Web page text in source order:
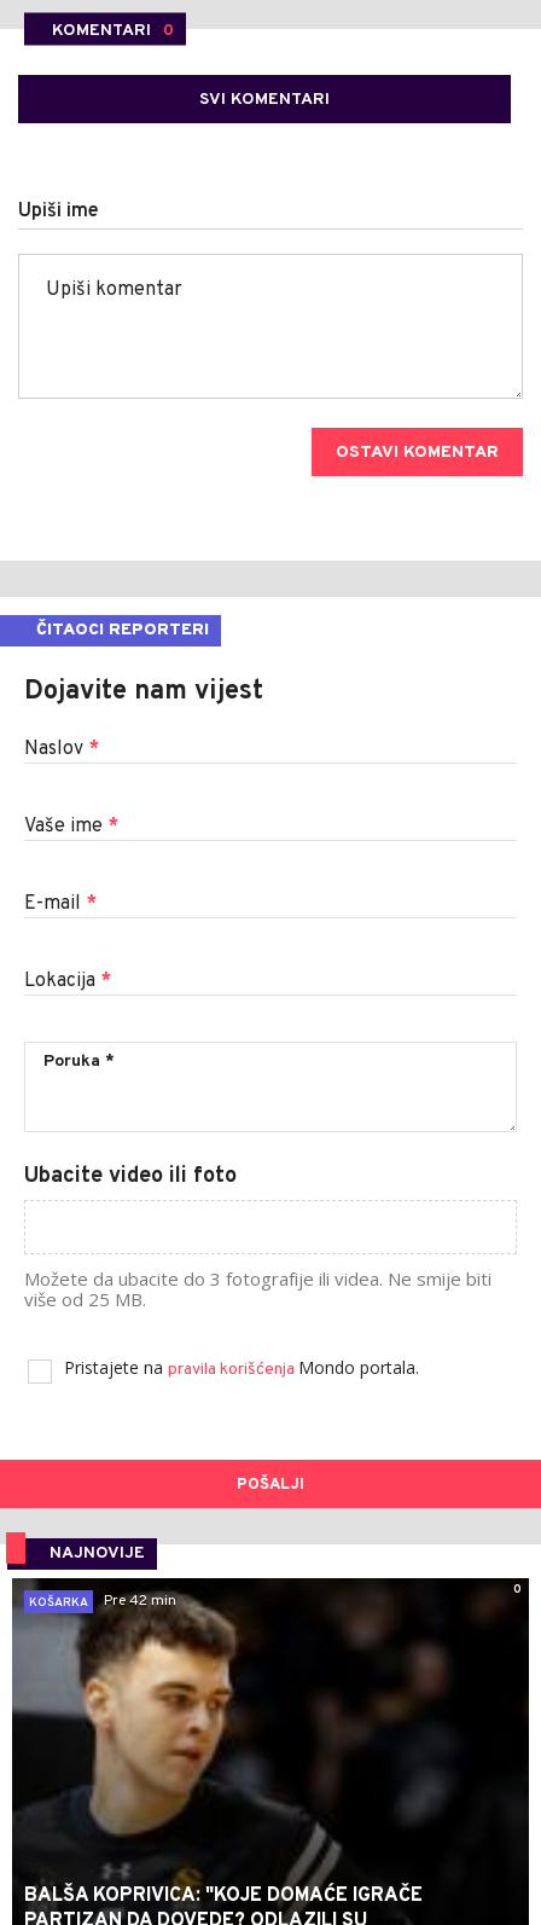
KOMENTARI 0
SVI KOMENTARI
Upiši ime
OSTAVI KOMENTAR
ČITAOCI REPORTERI
Dojavite nam vijest
Naslov *
Vaše ime *
E-mail *
Lokacija *
Ubacite video ili foto
Možete da ubacite do 3 fotografije ili videa. Ne smije biti
više od 25 MB.
Pristajete na pravila korišćenja Mondo portala.
POŠALJI
NAJNOVIJE
0
KOŠARKA
Pre 42 min
BALŠA KOPRIVICA: "KOJE DOMAĆE IGRAČE